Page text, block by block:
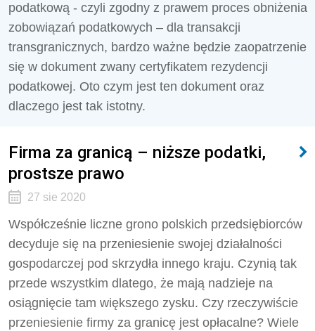
podatkową - czyli zgodny z prawem proces obniżenia
zobowiązań podatkowych – dla transakcji
transgranicznych, bardzo ważne będzie zaopatrzenie
się w dokument zwany certyfikatem rezydencji
podatkowej. Oto czym jest ten dokument oraz
dlaczego jest tak istotny.
Firma za granicą – niższe podatki,
prostsze prawo
27 sie 2020
Współcześnie liczne grono polskich przedsiębiorców
decyduje się na przeniesienie swojej działalności
gospodarczej pod skrzydła innego kraju. Czynią tak
przede wszystkim dlatego, że mają nadzieje na
osiągnięcie tam większego zysku. Czy rzeczywiście
przeniesienie firmy za granicę jest opłacalne? Wiele